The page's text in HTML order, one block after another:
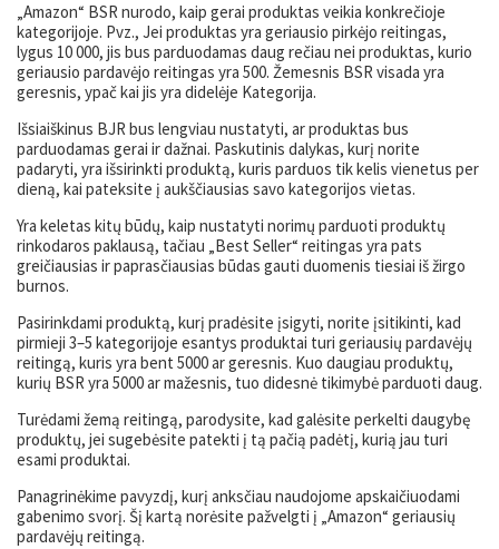
„Amazon“ BSR nurodo, kaip gerai produktas veikia konkrečioje
kategorijoje. Pvz., Jei produktas yra geriausio pirkėjo reitingas,
lygus 10 000, jis bus parduodamas daug rečiau nei produktas, kurio
geriausio pardavėjo reitingas yra 500. Žemesnis BSR visada yra
geresnis, ypač kai jis yra didelėje Kategorija.
Išsiaiškinus BJR bus lengviau nustatyti, ar produktas bus
parduodamas gerai ir dažnai. Paskutinis dalykas, kurį norite
padaryti, yra išsirinkti produktą, kuris parduos tik kelis vienetus per
dieną, kai pateksite į aukščiausias savo kategorijos vietas.
Yra keletas kitų būdų, kaip nustatyti norimų parduoti produktų
rinkodaros paklausą, tačiau „Best Seller“ reitingas yra pats
greičiausias ir paprasčiausias būdas gauti duomenis tiesiai iš žirgo
burnos.
Pasirinkdami produktą, kurį pradėsite įsigyti, norite įsitikinti, kad
pirmieji 3–5 kategorijoje esantys produktai turi geriausių pardavėjų
reitingą, kuris yra bent 5000 ar geresnis. Kuo daugiau produktų,
kurių BSR yra 5000 ar mažesnis, tuo didesnė tikimybė parduoti daug.
Turėdami žemą reitingą, parodysite, kad galėsite perkelti daugybę
produktų, jei sugebėsite patekti į tą pačią padėtį, kurią jau turi
esami produktai.
Panagrinėkime pavyzdį, kurį anksčiau naudojome apskaičiuodami
gabenimo svorį. Šį kartą norėsite pažvelgti į „Amazon“ geriausių
pardavėjų reitingą.